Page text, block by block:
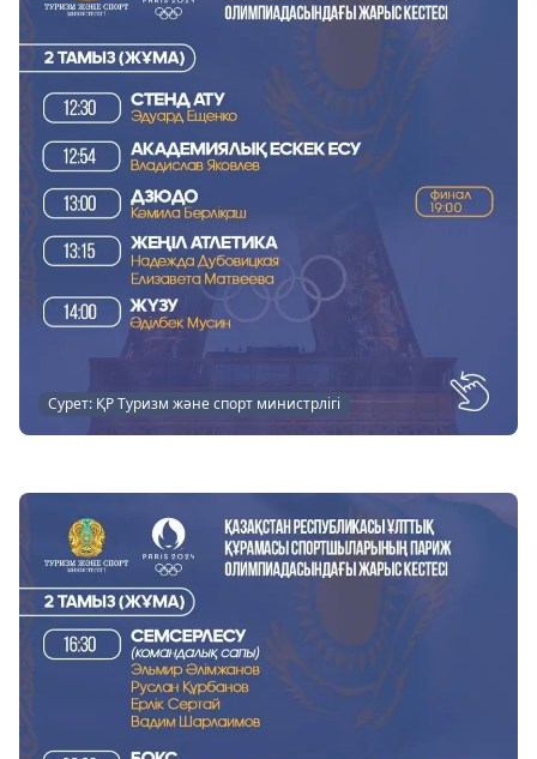
Сурет: ҚР Туризм және спорт министрлігі